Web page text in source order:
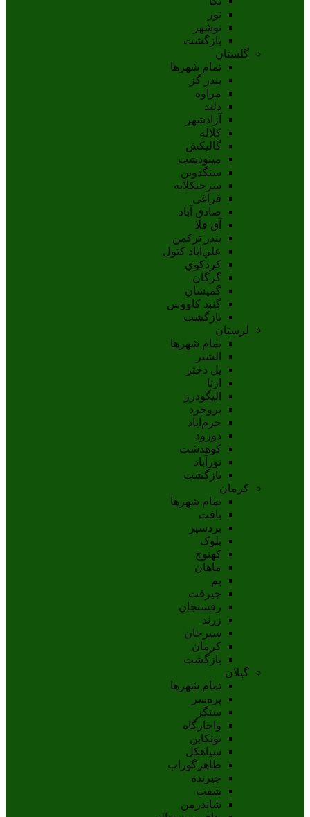
نور
نوشهر
بازگشت
گلستان
تمام شهر‌ها
بندر گز
مراوه
دلند
آزادشهر
کلاله
گالیکش
مینودشت
سنگدوین
سرخنکلاته
فراغی
صادق آباد
آق قلا
بندر ترکمن
علي‌آباد کتول
کردکوي
گرگان
گميشان
گنبد کاووس
بازگشت
لرستان
تمام شهر‌ها
الشتر
پل دختر
ازنا
اليگودرز
بروجرد
خرم‌آباد
دورود
کوهدشت
نورآباد
بازگشت
کرمان
تمام شهر‌ها
بافت
بردسیر
بلوک
کهنوج
ماهان
بم
جيرفت
رفسنجان
زرند
سيرجان
کرمان
بازگشت
گیلان
تمام شهر‌ها
پره‌سر
سنگر
واجارگاه
توتکابن
سیاهکل
طاهرگوراب
جیرنده
شفت
شاندرمن